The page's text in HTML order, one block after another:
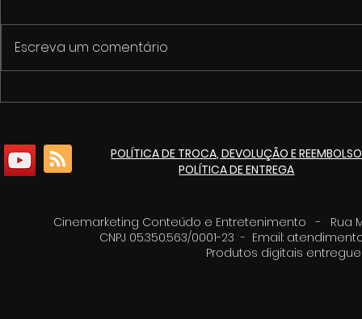
1º Fórum de Cultura e
Itaúna
de 125
Escreva um comentário
POLÍTICA DE TROCA, DEVOLUÇÃO E REEMBOLSO
POLÍTICA DE ENTREGA
Cinemarketing Conteúdo e Entretenimento - Rua
CNPJ 05.350.563/0001-23 - Email:
Produtos digitais